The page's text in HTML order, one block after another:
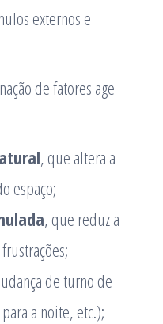
externos e
de fatores age
, que altera a
espaço;
, que reduz a
de turno de
a noite, etc.);